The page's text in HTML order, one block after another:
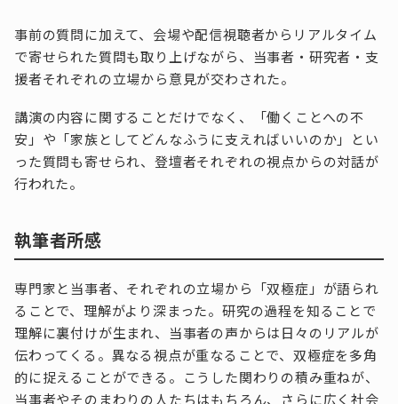
事前の質問に加えて、会場や配信視聴者からリアルタイム
で寄せられた質問も取り上げながら、当事者・研究者・支
援者それぞれの立場から意見が交わされた。
講演の内容に関することだけでなく、「働くことへの不
安」や「家族としてどんなふうに支えればいいのか」とい
った質問も寄せられ、登壇者それぞれの視点からの対話が
行われた。
執筆者所感
専門家と当事者、それぞれの立場から「双極症」が語られ
ることで、理解がより深まった。研究の過程を知ることで
理解に裏付けが生まれ、当事者の声からは日々のリアルが
伝わってくる。異なる視点が重なることで、双極症を多角
的に捉えることができる。こうした関わりの積み重ねが、
当事者やそのまわりの人たちはもちろん、さらに広く社会